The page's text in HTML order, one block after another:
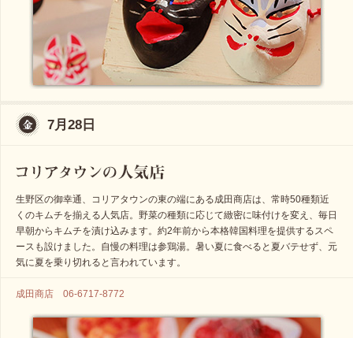
7月28日
生野区の御幸通、コリアタウンの東の端にある成田商店は、常時50種類近
くのキムチを揃える人気店。野菜の種類に応じて緻密に味付けを変え、毎日
早朝からキムチを漬け込みます。約2年前から本格韓国料理を提供するスペ
ースも設けました。自慢の料理は参鶏湯。暑い夏に食べると夏バテせず、元
気に夏を乗り切れると言われています。
成田商店 06-6717-8772